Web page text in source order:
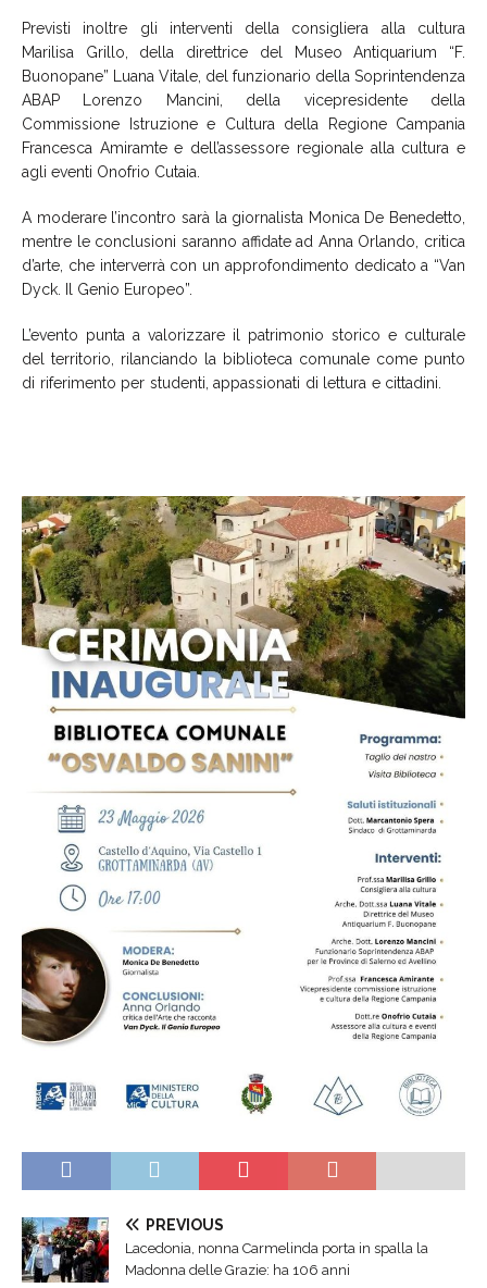
Previsti inoltre gli interventi della consigliera alla cultura
Marilisa Grillo, della direttrice del Museo Antiquarium “F.
Buonopane” Luana Vitale, del funzionario della Soprintendenza
ABAP Lorenzo Mancini, della vicepresidente della
Commissione Istruzione e Cultura della Regione Campania
Francesca Amiramte e dell’assessore regionale alla cultura e
agli eventi Onofrio Cutaia.
A moderare l’incontro sarà la giornalista Monica De Benedetto,
mentre le conclusioni saranno affidate ad Anna Orlando, critica
d’arte, che interverrà con un approfondimento dedicato a “Van
Dyck. Il Genio Europeo”.
L’evento punta a valorizzare il patrimonio storico e culturale
del territorio, rilanciando la biblioteca comunale come punto
di riferimento per studenti, appassionati di lettura e cittadini.
PREVIOUS
Lacedonia, nonna Carmelinda porta in spalla la
Madonna delle Grazie: ha 106 anni